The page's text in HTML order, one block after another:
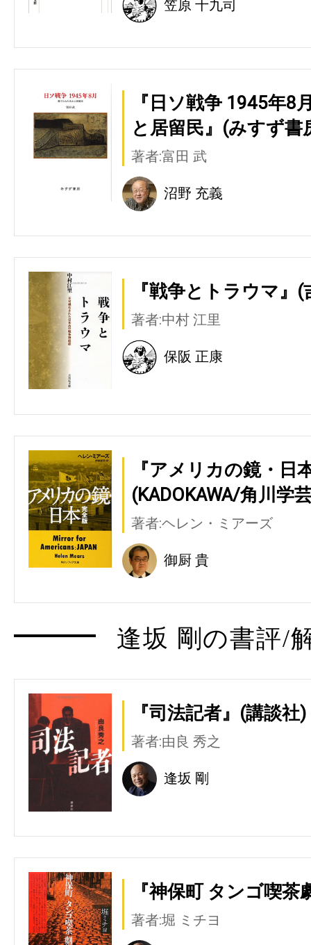
笠原 十九司
『日ソ戦争 1945年
と居留民』(みすず書
著者:富田 武
沼野 充義
『戦争とトラウマ』
著者:中村 江里
保阪 正康
『アメリカの鏡・日
(KADOKAWA/角川学
著者:ヘレン・ミアーズ
御厨 貴
逢坂 剛の書評/
『司法記者』(講談社)
著者:由良 秀之
逢坂 剛
『神保町 タンゴ喫
著者:堀 ミチヨ